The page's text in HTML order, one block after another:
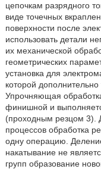
цепочкам разрядного
виде точечных
поверхности после
использовать детали
их механической
геометрических
установка для
которой
Упрочняющая
финишной и
(проходным резцом 3).
процессов обработка
одну операцию.
накатывание не
групп образование